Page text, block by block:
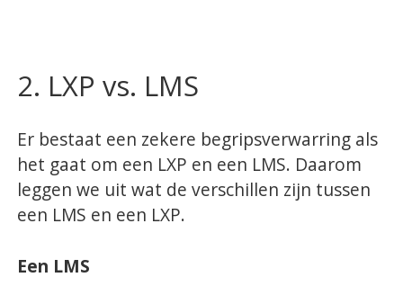
Maak zelf E-Learning Test
Over Defacto
Vacatures
2. LXP vs. LMS
Er bestaat een zekere begripsverwarring als
het gaat om een LXP en een LMS. Daarom
leggen we uit wat de verschillen zijn tussen
een LMS en een LXP.
Een LMS